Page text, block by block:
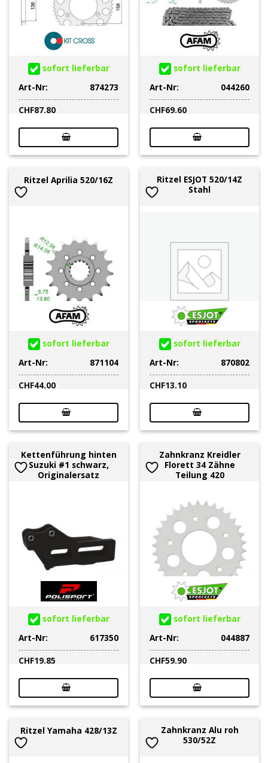
sofort lieferbar
Art-Nr:
874273
CHF87.80
sofort lieferbar
Art-Nr:
044260
CHF69.60
Ritzel Aprilia 520/16Z
sofort lieferbar
Art-Nr:
871104
CHF44.00
Ritzel ESJOT 520/14Z
Stahl
sofort lieferbar
Art-Nr:
870802
CHF13.10
Kettenführung hinten
Suzuki #1 schwarz,
Originalersatz
sofort lieferbar
Art-Nr:
617350
CHF19.85
Zahnkranz Kreidler
Florett 34 Zähne
Teilung 420
sofort lieferbar
Art-Nr:
044887
CHF59.90
Ritzel Yamaha 428/13Z
Zahnkranz Alu roh
530/52Z